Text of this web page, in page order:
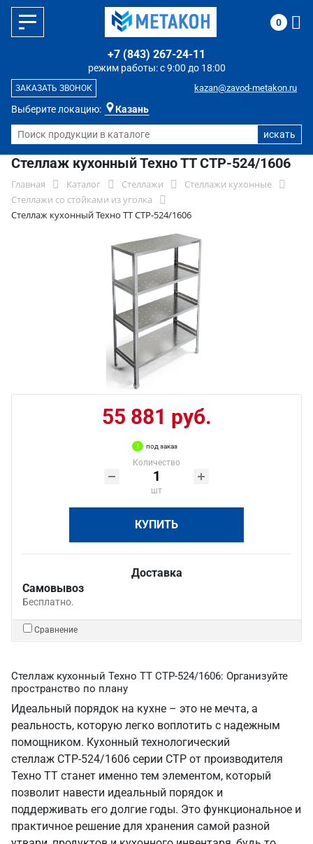
Выберите локацию: Казань
режим работы: с 9:00 до 18:00
+7 (843) 267-24-11
kazan@zavod-metakon.ru
ЗАКАЗАТЬ ЗВОНОК
0
Стеллаж кухонный Техно ТТ СТР-524/1606
Главная Каталог Стеллажи
Стеллажи кухонные
Стеллажи со стойками из уголка
Стеллаж кухонный Техно ТТ СТР-524/1606
55 881 руб.
под заказ
Количество
шт
КУПИТЬ
Доставка
Самовывоз
Бесплатно.
Сравнение
Стеллаж кухонный Техно ТТ СТР-524/1606: Организуйте
пространство по плану
Идеальный порядок на кухне – это не мечта, а
реальность, которую легко воплотить с надежным
помощником. Кухонный технологический
стеллаж СТР-524/1606 серии СТР от производителя
Техно ТТ станет именно тем элементом, который
позволит навести идеальный порядок и
поддерживать его долгие годы. Это функциональное и
практичное решение для хранения самой разной